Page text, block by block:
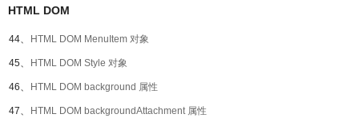
HTML DOM
44、 HTML DOM MenuItem 对象
45、 HTML DOM Style 对象
46、 HTML DOM background 属性
47、 HTML DOM backgroundAttachment 属性